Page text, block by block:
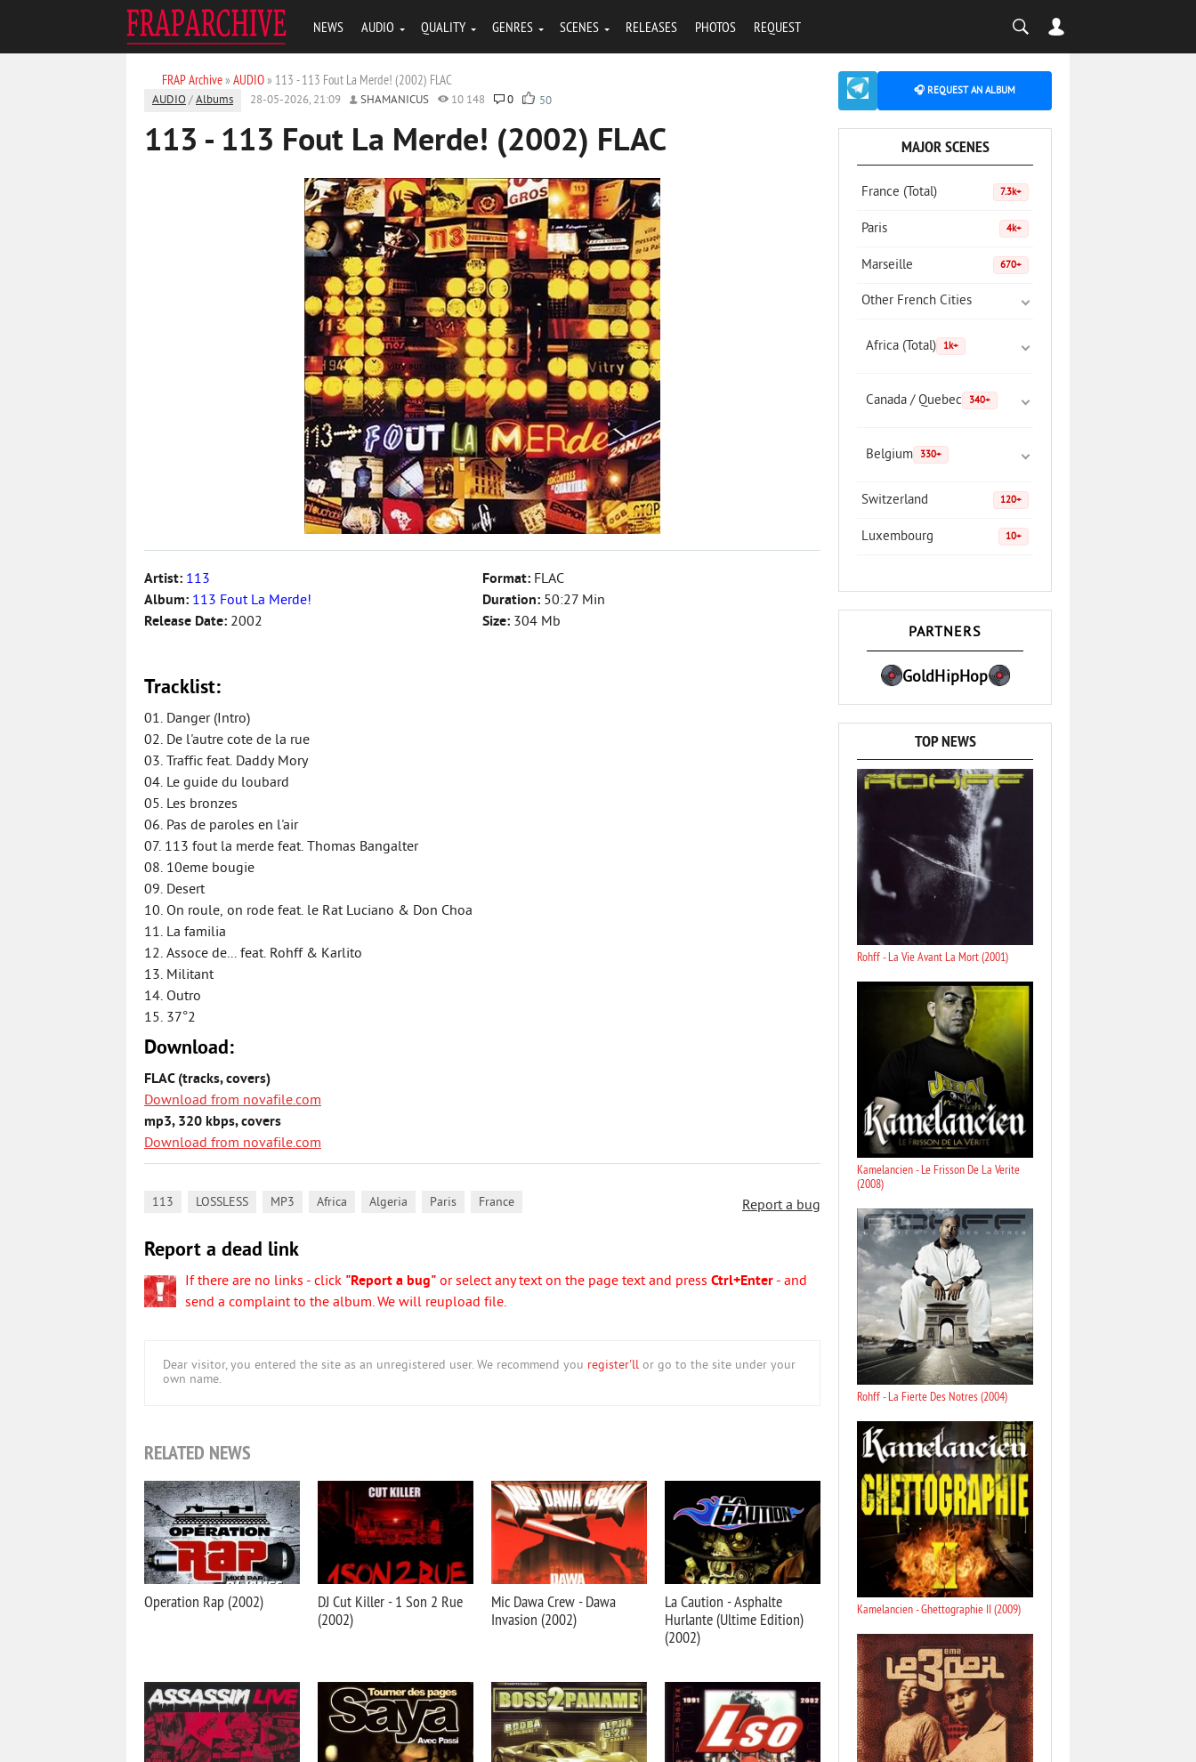
NEWS AUDIO QUALITY GENRES SCENES RELEASES PHOTOS REQUEST
FRAP Archive» AUDIO» 113 - 113 Fout La Merde! (2002) FLAC
AUDIO /Albums 28-05-2026, 21:09 SHAMANICUS 10 148 0 50
113 - 113 Fout La Merde! (2002) FLAC
Artist: 113
Album: 113 Fout La Merde!
Release Date: 2002
Format: FLAC
Duration: 50:27 Min
Size: 304 Mb
Tracklist:
01. Danger (Intro)
02. De l'autre cote de la rue
03. Traffic feat. Daddy Mory
04. Le guide du loubard
05. Les bronzes
06. Pas de paroles en l'air
07. 113 fout la merde feat. Thomas Bangalter
08. 10eme bougie
09. Desert
10. On roule, on rode feat. le Rat Luciano & Don Choa
11. La familia
12. Assoce de... feat. Rohff & Karlito
13. Militant
14. Outro
15. 37°2
Download:
FLAC (tracks, covers)
Download from novafile.com
mp3, 320 kbps, covers
Download from novafile.com
Report a bug
113 LOSSLESS MP3 Africa Algeria Paris France
Report a dead link
If there are no links - click "Report a bug" or select any text on the page text and press Ctrl+Enter - and
send a complaint to the album. We will reupload file.
Dear visitor, you entered the site as an unregistered user. We recommend you register'll or go to the site under your
own name.
RELATED NEWS
Operation Rap (2002)
DJ Cut Killer - 1 Son 2 Rue
(2002)
Mic Dawa Crew - Dawa
Invasion (2002)
La Caution - Asphalte
Hurlante (Ultime Edition)
(2002)
🎧 REQUEST AN ALBUM
MAJOR SCENES
France (Total) 7.3k+
Paris 4k+
Marseille 670+
Other French Cities
Africa (Total) 1k+
Canada / Quebec 340+
Belgium 330+
Switzerland 120+
Luxembourg 10+
PARTNERS
GoldHipHop
TOP NEWS
Rohff - La Vie Avant La Mort (2001)
Kamelancien - Le Frisson De La Verite
(2008)
Rohff - La Fierte Des Notres (2004)
Kamelancien - Ghettographie II (2009)